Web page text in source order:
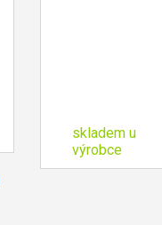
skladem u
výrobce